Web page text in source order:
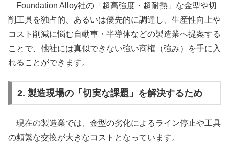
Foundation Alloy社の「超高強度・超耐熱」な金型や切
削工具を独占的、あるいは優先的に調達し、生産性向上や
コスト削減に悩む自動車・半導体などの製造業へ提案する
ことで、他社には真似できない強い商権（強み）を手に入
れることができます。
2. 製造現場の「切実な課題」を解決するため
現在の製造業では、金型の劣化によるライン停止や工具
の頻繁な交換が大きなコストとなっています。